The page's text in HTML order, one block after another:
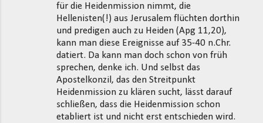
für die Heidenmission nimmt, die
Hellenisten(!) aus Jerusalem flüchten dorthin
und predigen auch zu Heiden (Apg 11,20),
kann man diese Ereignisse auf 35-40 n.Chr.
datiert. Da kann man doch schon von früh
sprechen, denke ich. Und selbst das
Apostelkonzil, das den Streitpunkt
Heidenmission zu klären sucht, lässt darauf
schließen, dass die Heidenmission schon
etabliert ist und nicht erst entschieden wird.